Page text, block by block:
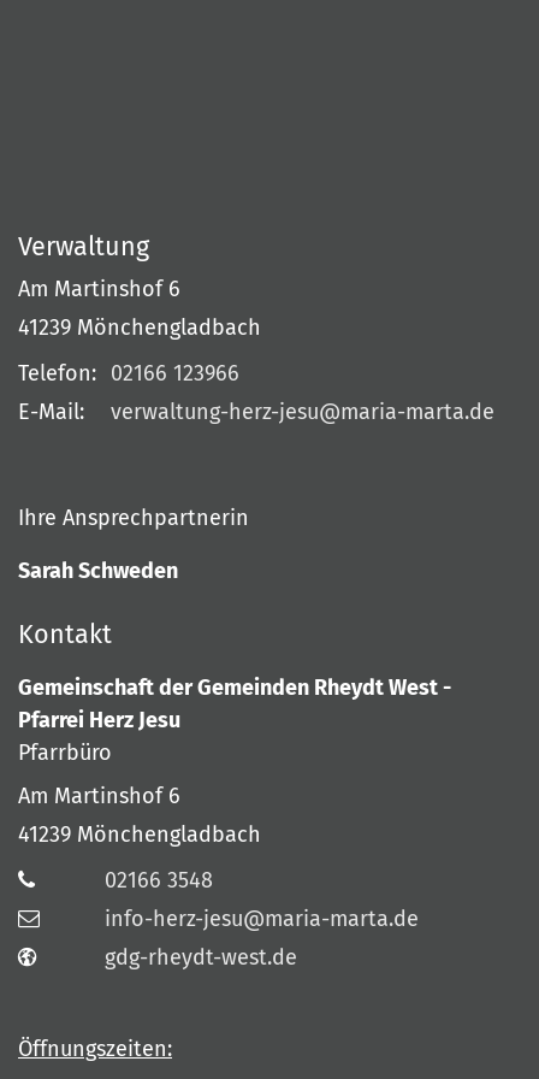
Verwaltung
Am Martinshof 6
41239 Mönchengladbach
Telefon: 02166 123966
E-Mail:
verwaltung-herz-jesu@maria-marta.de
Ihre Ansprechpartnerin
Sarah Schweden
Kontakt
Gemeinschaft der Gemeinden Rheydt West -
Pfarrei Herz Jesu
Pfarrbüro
Am Martinshof 6
41239 Mönchengladbach
02166 3548
info-herz-jesu@maria-marta.de
gdg-rheydt-west.de
Öffnungszeiten: